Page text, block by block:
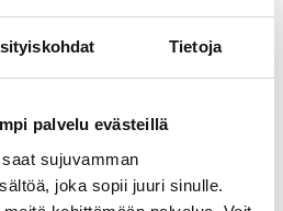
Tietoja
palvelu evästeillä
sujuvamman
joka sopii juuri sinulle.
sekä muuttuvan maailman
hahmotusta
hoitaminen edellyttää
esiintymiskykyä sekä
matkustamisvalmiutta.